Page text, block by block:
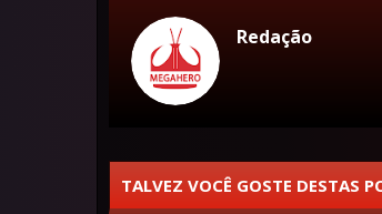
Redação
TALVEZ VOCÊ GOSTE DESTAS